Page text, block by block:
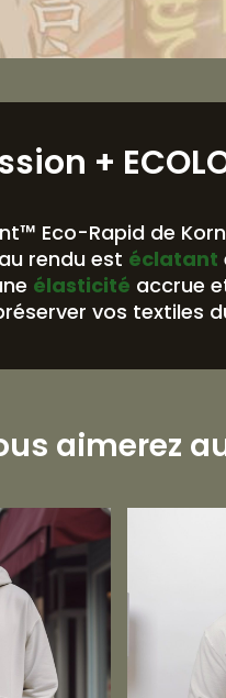
+
Eco-Rapid de
au rendu est éclatant
élasticité accrue
vos textiles
aimerez